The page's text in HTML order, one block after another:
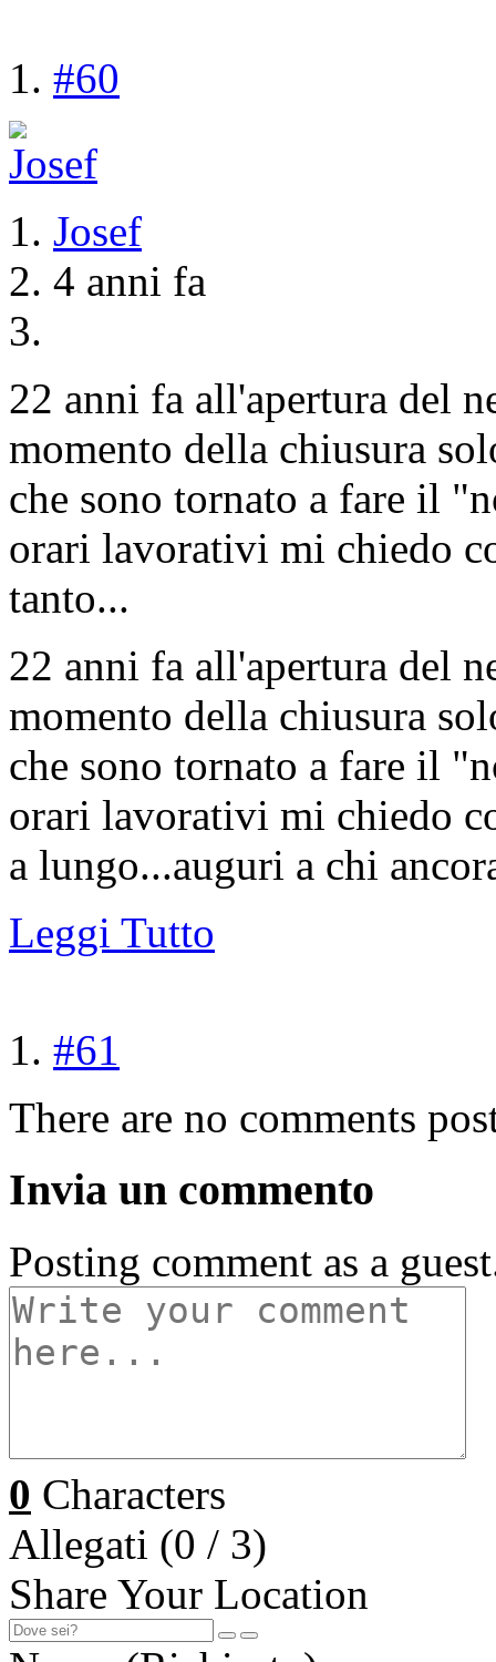
#60
Josef
4 anni fa
22 anni fa all'apertura del
momento della chiusura
che sono tornato a fare il
orari lavorativi mi chiedo
tanto...
22 anni fa all'apertura del
momento della chiusura
che sono tornato a fare il
orari lavorativi mi chiedo
a lungo...auguri a chi
Leggi Tutto
#61
There are no comments
Invia un commento
Posting comment as a
0 Characters
Allegati (0 / 3)
Share Your Location